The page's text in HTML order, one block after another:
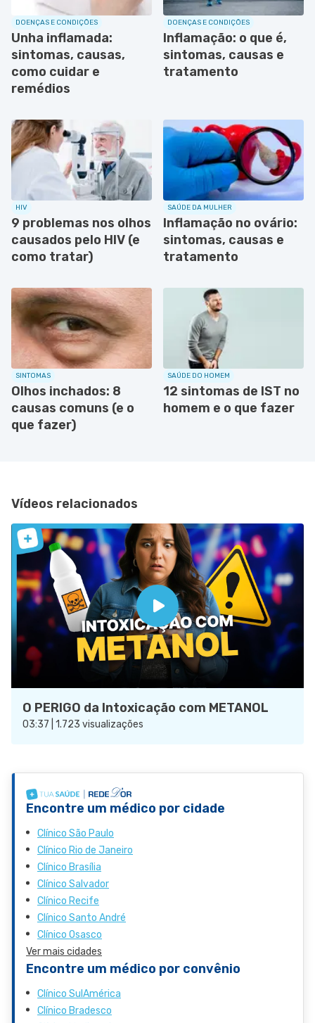
DOENÇAS E CONDIÇÕES
Unha inflamada:
sintomas, causas,
como cuidar e
remédios
DOENÇAS E CONDIÇÕES
Inflamação: o que é,
sintomas, causas e
tratamento
HIV
9 problemas nos olhos
causados pelo HIV (e
como tratar)
SAÚDE DA MULHER
Inflamação no ovário:
sintomas, causas e
tratamento
SINTOMAS
Olhos inchados: 8
causas comuns (e o
que fazer)
SAÚDE DO HOMEM
12 sintomas de IST no
homem e o que fazer
Vídeos relacionados
O PERIGO da Intoxicação com METANOL
03:37 | 1.723 visualizações
Encontre um médico por cidade
Clínico São Paulo
Clínico Rio de Janeiro
Clínico Brasília
Clínico Salvador
Clínico Recife
Clínico Santo André
Clínico Osasco
Ver mais cidades
Encontre um médico por convênio
Clínico SulAmérica
Clínico Bradesco